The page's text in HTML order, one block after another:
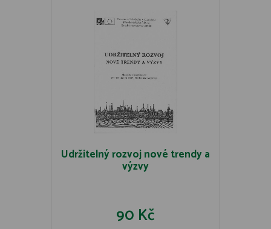
Udržitelný rozvoj nové trendy a
výzvy
90 Kč